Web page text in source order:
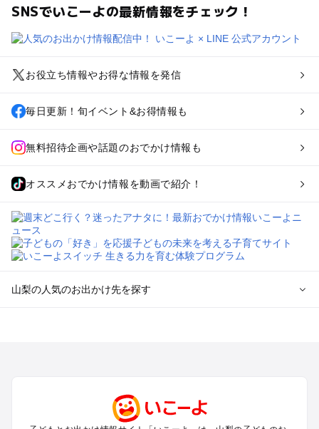
SNSでいこーよの最新情報をチェック！
お役立ち情報やお得な情報を発信
毎日更新！旬イベント&お得情報も
無料招待企画や話題のおでかけ情報も
オススメおでかけ情報を動画で紹介！
山梨の人気のお出かけ先を探す
甲府・昇仙峡・湯村のプールお出かけ
石和・勝沼・塩山のプールお出かけ